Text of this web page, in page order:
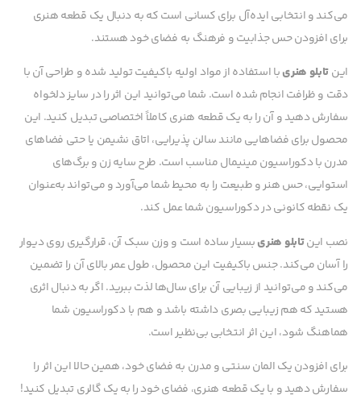
می‌کند و انتخابی ایده‌آل برای کسانی است که به دنبال یک قطعه هنری
برای افزودن حس جذابیت و فرهنگ به فضای خود هستند.
اینتابلو هنریبا استفاده از مواد اولیه باکیفیت تولید شده و طراحی آن با
دقت و ظرافت انجام شده است. شما می‌توانید این اثر را در سایز دلخواه
سفارش دهید و آن را به یک قطعه هنری کاملاً اختصاصی تبدیل کنید. این
محصول برای فضاهایی مانند سالن پذیرایی، اتاق نشیمن یا حتی فضاهای
مدرن با دکوراسیون مینیمال مناسب است. طرح سایه زن و برگ‌های
استوایی، حس هنر و طبیعت را به محیط شما می‌آورد و می‌تواند به‌عنوان
یک نقطه کانونی در دکوراسیون شما عمل کند.
نصب اینتابلو هنریبسیار ساده است و وزن سبک آن، قرارگیری روی دیوار
را آسان می‌کند. جنس باکیفیت این محصول، طول عمر بالای آن را تضمین
می‌کند و می‌توانید از زیبایی آن برای سال‌ها لذت ببرید. اگر به دنبال اثری
هستید که هم زیبایی بصری داشته باشد و هم با دکوراسیون شما
هماهنگ شود، این اثر انتخابی بی‌نظیر است.
برای افزودن یک المان سنتی و مدرن به فضای خود، همین حالا این اثر را
سفارش دهید و با یک قطعه هنری، فضای خود را به یک گالری تبدیل کنید!